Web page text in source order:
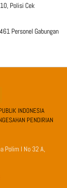
Polisi Cek
Personel Gabungan
INDONESIA
PENDIRIAN
Polim I No 32 A,